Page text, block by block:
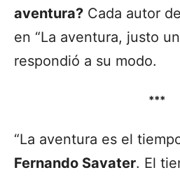
aventura? Cada autor
en “La aventura, justo
respondió a su modo.
***
“La aventura es el
Fernando Savater. El